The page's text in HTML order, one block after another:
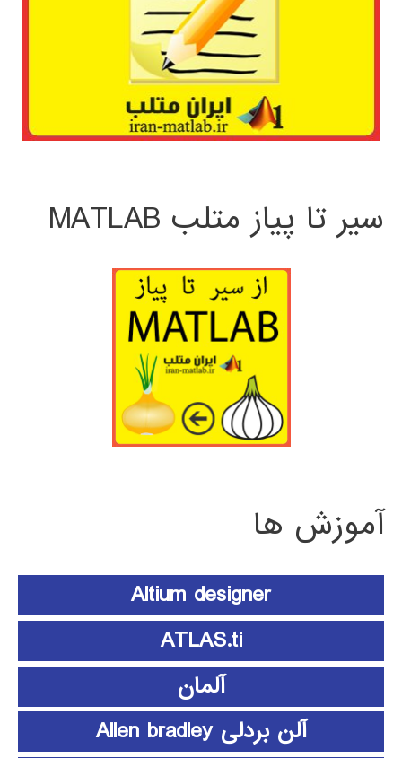
سیر تا پیاز متلب MATLAB
آموزش ها
Altium designer
ATLAS.ti
آلمان
آلن بردلی Allen bradley